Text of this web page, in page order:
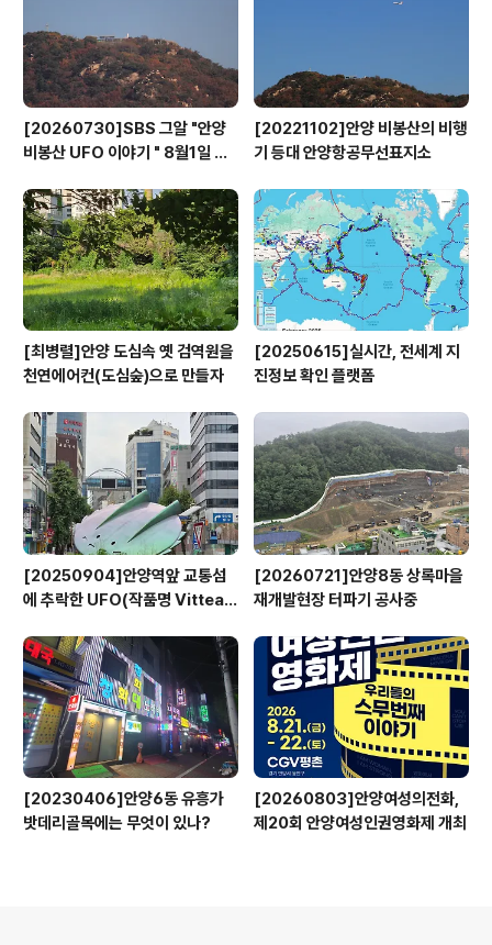
구 내 주차장 무상귀속을 위한 제도를 개선해야 한다는 데..
[20260730]SBS 그알 "안양
비봉산 UFO 이야기 " 8월1일 방
[20221102]안양 비봉산의 비행
기 등대 안양항공무선표지소
[최병렬]안양 도심속 옛 검역원을
천연에어컨(도심숲)으로 만들자
[20250615]실시간, 전세계 지
진정보 확인 플랫폼
[20250904]안양역앞 교통섬
에 추락한 UFO(작품명 Vitteau
[20260721]안양8동 상록마을
재개발현장 터파기 공사중
[20230406]안양6동 유흥가
밧데리골목에는 무엇이 있나?
[20260803]안양여성의전화,
제20회 안양여성인권영화제 개최